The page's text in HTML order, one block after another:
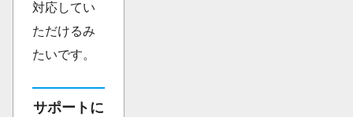
対応してい
ただけるみ
たいです。
サポートに